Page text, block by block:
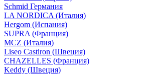
Schmid Германия
LA NORDICA (Италия)
Hergom (Испания)
SUPRA (Франция)
MCZ (Италия)
Liseo Castiron (Швеция)
CHAZELLES (Франция)
Keddy (Швеция)